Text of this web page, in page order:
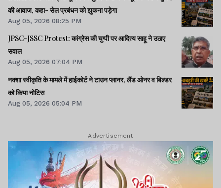
की आवाज, कहा- सेल प्रबंधन को झुकना पड़ेगा
Aug 05, 2026 08:25 PM
JPSC-JSSC Protest: कांग्रेस की चुप्पी पर आदित्य साहू ने उठाए
सवाल
Aug 05, 2026 07:04 PM
नक्शा स्वीकृति के मामले में हाईकोर्ट ने टाउन प्लानर, लैंड ओनर व बिल्डर
को किया नोटिस
Aug 05, 2026 05:04 PM
Advertisement